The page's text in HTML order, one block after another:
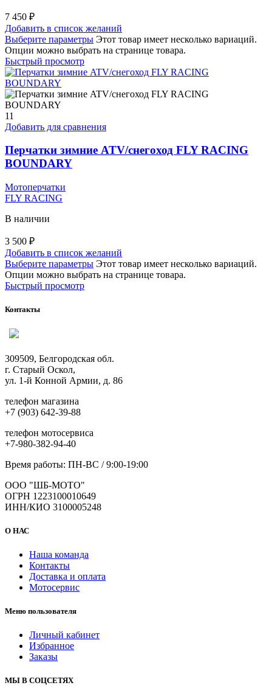
7 450 ₽
Добавить в список желаний
Выберите параметры Этот товар имеет несколько вариаций.
Опции можно выбрать на странице товара.
Быстрый просмотр
11
Добавить для сравнения
Перчатки зимние ATV/снегоход FLY RACING
BOUNDARY
Мотоперчатки
FLY RACING
В наличии
3 500 ₽
Добавить в список желаний
Выберите параметры Этот товар имеет несколько вариаций.
Опции можно выбрать на странице товара.
Быстрый просмотр
Контакты
309509, Белгородская обл.
г. Старый Оскол,
ул. 1-й Конной Армии, д. 86
телефон магазина
+7 (903) 642-39-88
телефон мотосервиса
+7-980-382-94-40
Время работы: ПН-ВС / 9:00-19:00
ООО "ШБ-МОТО"
ОГРН 1223100010649
ИНН/КИО 3100005248
О НАС
Наша команда
Контакты
Доставка и оплата
Мотосервис
Меню пользователя
Личный кабинет
Избранное
Заказы
МЫ В СОЦСЕТЯХ